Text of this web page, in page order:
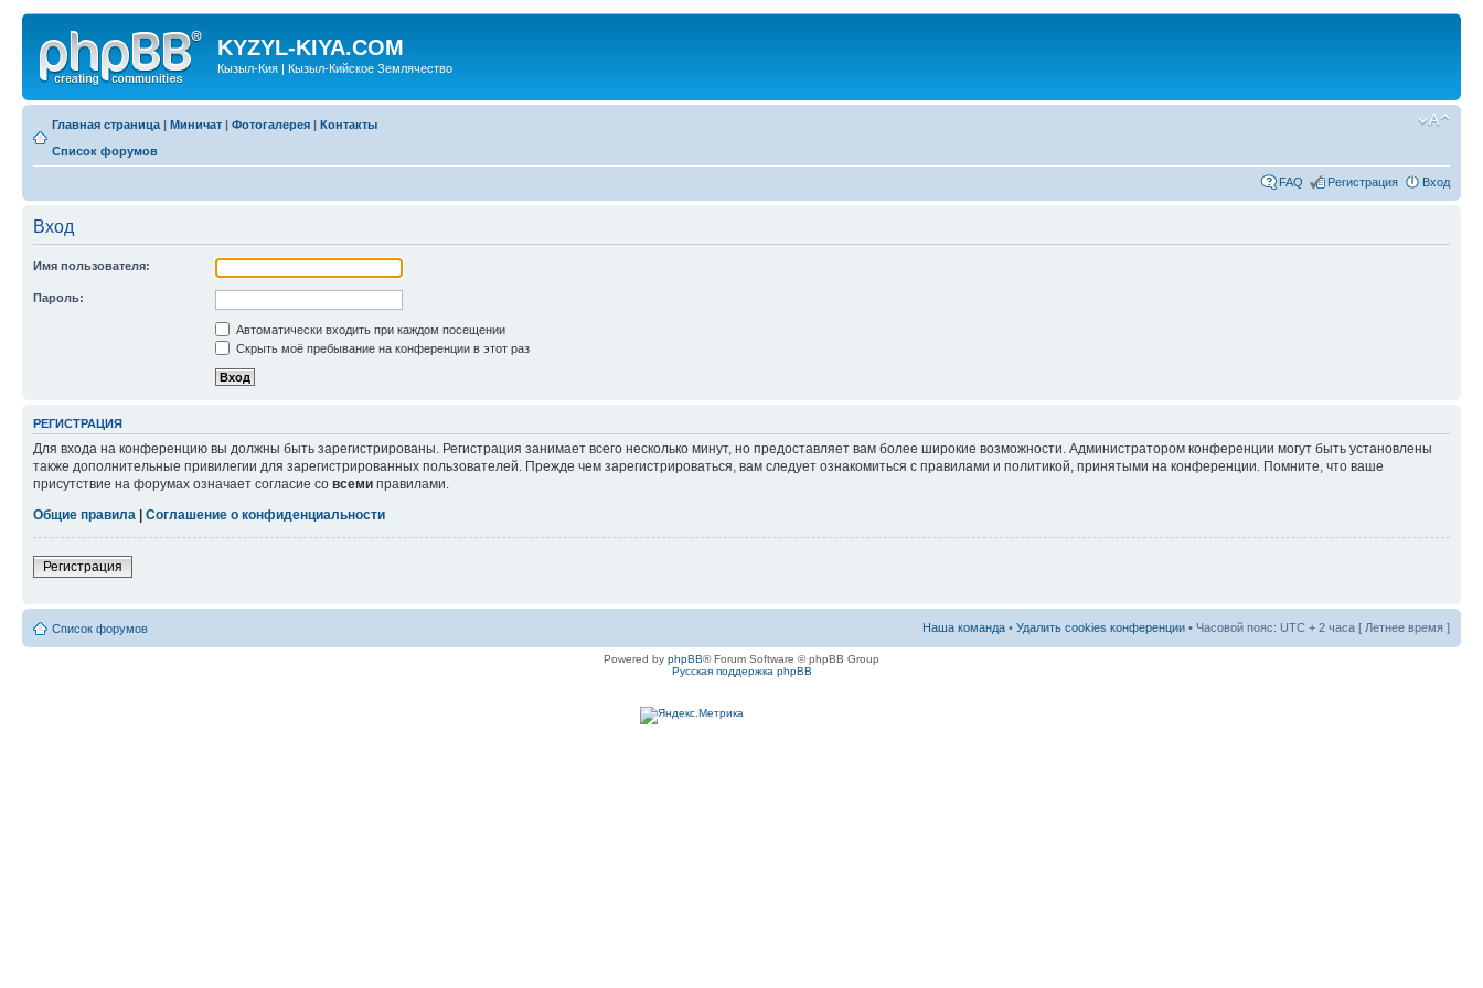
KYZYL-KIYA.COM
Кызыл-Кия | Кызыл-Кийское Землячество
Главная страница | Миничат | Фотогалерея | Контакты
Список форумов
FAQ Регистрация Вход
Вход
Имя пользователя:
Пароль:
Автоматически входить при каждом посещении
Скрыть моё пребывание на конференции в этот раз
РЕГИСТРАЦИЯ
Для входа на конференцию вы должны быть зарегистрированы. Регистрация занимает всего несколько минут, но предоставляет вам более широкие возможности. Администратором конференции могут быть установлены
также дополнительные привилегии для зарегистрированных пользователей. Прежде чем зарегистрироваться, вам следует ознакомиться с правилами и политикой, принятыми на конференции. Помните, что ваше
присутствие на форумах означает согласие со всеми правилами.
Общие правила
Соглашение о конфиденциальности
Регистрация
Список форумов Наша команда • Удалить cookies конференции • Часовой пояс: UTC + 2 часа [ Летнее время ]
Powered by phpBB® Forum Software © phpBB Group
Русская поддержка phpBB